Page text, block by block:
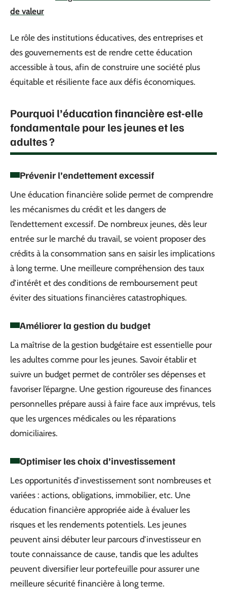
de valeur
Le rôle des institutions éducatives, des entreprises et
des gouvernements est de rendre cette éducation
accessible à tous, afin de construire une société plus
équitable et résiliente face aux défis économiques.
Pourquoi l’éducation financière est-elle
fondamentale pour les jeunes et les
adultes ?
Prévenir l’endettement excessif
Une éducation financière solide permet de comprendre
les mécanismes du crédit et les dangers de
l’endettement excessif. De nombreux jeunes, dès leur
entrée sur le marché du travail, se voient proposer des
crédits à la consommation sans en saisir les implications
à long terme. Une meilleure compréhension des taux
d’intérêt et des conditions de remboursement peut
éviter des situations financières catastrophiques.
Améliorer la gestion du budget
La maîtrise de la gestion budgétaire est essentielle pour
les adultes comme pour les jeunes. Savoir établir et
suivre un budget permet de contrôler ses dépenses et
favoriser l’épargne. Une gestion rigoureuse des finances
personnelles prépare aussi à faire face aux imprévus, tels
que les urgences médicales ou les réparations
domiciliaires.
Optimiser les choix d’investissement
Les opportunités d’investissement sont nombreuses et
variées : actions, obligations, immobilier, etc. Une
éducation financière appropriée aide à évaluer les
risques et les rendements potentiels. Les jeunes
peuvent ainsi débuter leur parcours d’investisseur en
toute connaissance de cause, tandis que les adultes
peuvent diversifier leur portefeuille pour assurer une
meilleure sécurité financière à long terme.